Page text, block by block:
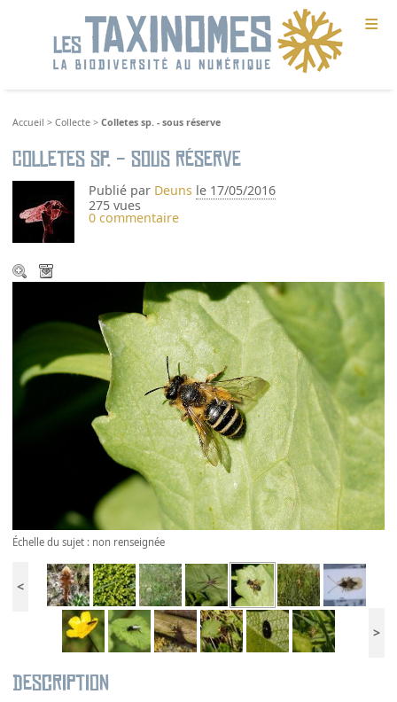
≡
Accueil >Collecte >Colletes sp. - sous réserve
Colletes sp. - sous réserve
Publié par Deuns le 17/05/2016
275 vues
0 commentaire
Échelle du sujet : non renseignée
<
>
Description